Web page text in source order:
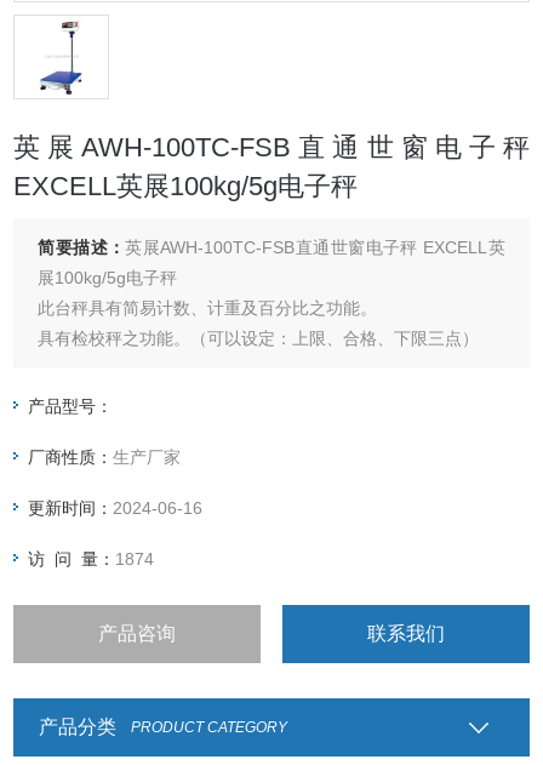
英展AWH-100TC-FSB直通世窗电子秤
EXCELL英展100kg/5g电子秤
简要描述：英展AWH-100TC-FSB直通世窗电子秤 EXCELL英
展100kg/5g电子秤
此台秤具有简易计数、计重及百分比之功能。
具有检校秤之功能。（可以设定：上限、合格、下限三点）
电子台秤具有双重过载保护功能。
台秤按键采有触感之设计，采用3M胶贴防水性高。
产品型号：
厂商性质：生产厂家
更新时间： 2024-06-16
访 问 量： 1874
产品咨询 联系我们
产品分类 PRODUCT CATEGORY